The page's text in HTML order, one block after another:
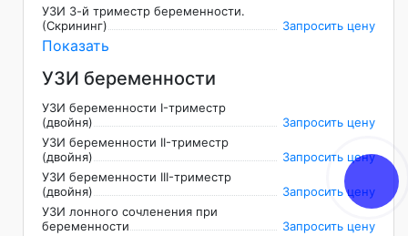
УЗИ 3-й триместр беременности.
(Скрининг)
Запросить цену
Показать
УЗИ беременности
УЗИ беременности I-триместр
(двойня)
Запросить цену
УЗИ беременности II-триместр
(двойня)
Запросить цену
УЗИ беременности III-триместр
(двойня)
Запросить цену
УЗИ лонного сочленения при
беременности
Запросить цену